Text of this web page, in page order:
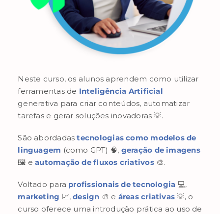
Neste curso, os alunos aprendem como utilizar
ferramentas de Inteligência Artificial
generativa para criar conteúdos, automatizar
tarefas e gerar soluções inovadoras 💡.
São abordadas tecnologias como modelos de
linguagem (como GPT) 🧠, geração de imagens
🖼️ eautomação de fluxos criativos🎨.
Voltado para profissionais de tecnologia 💻,
marketing 📈, design 🎨 e áreas criativas 💡, o
curso oferece uma introdução prática ao uso de